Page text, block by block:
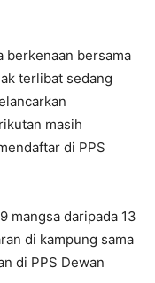
berkenaan bersama
terlibat sedang
masih
di PPS
mangsa daripada 13
di kampung sama
di PPS Dewan